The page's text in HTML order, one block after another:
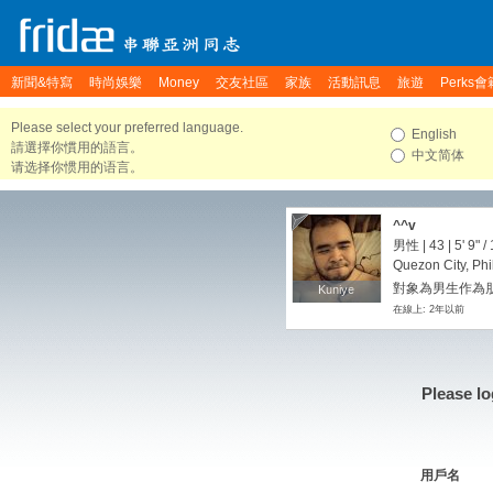
新聞&特寫 時尚娛樂 Money 交友社區 家族 活動訊息 旅遊 Perks會
Please select your preferred language.
請選擇你慣用的語言。
请选择你惯用的语言。
English
中文简体
Kuniye
Kuniye
^^v
男性 | 43 | 5' 9" /
Quezon City,
對象為男生作為
在線上: 2年以前
Please
用戶名